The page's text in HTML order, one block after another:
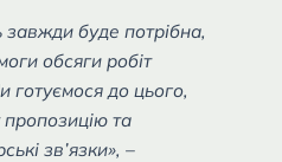
завжди буде потрібна,
обсяги робіт
готуємося до цього,
та
зв’язки», –